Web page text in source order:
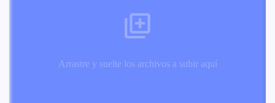
Arrastre y suelte los archivos a subir aquí